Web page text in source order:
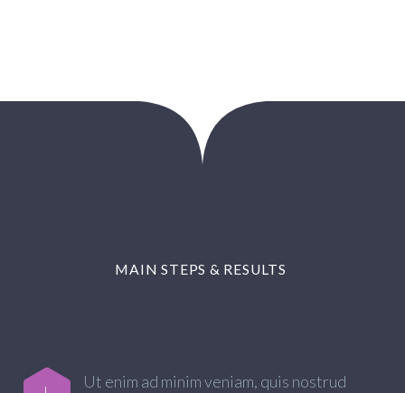
MAIN STEPS & RESULTS
Ut enim ad minim veniam, quis nostrud